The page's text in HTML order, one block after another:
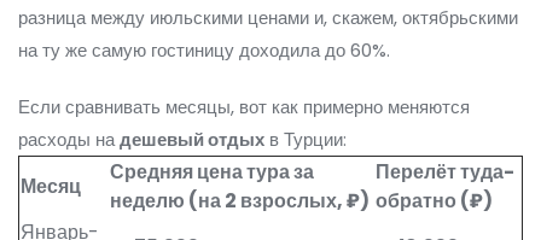
разница между июльскими ценами и, скажем, октябрьскими
на ту же самую гостиницу доходила до 60%.
Если сравнивать месяцы, вот как примерно меняются
расходы надешевый отдых в Турции:
Месяц
Средняя цена тура за
неделю (на 2 взрослых, ₽)
Перелёт туда-
обратно (₽)
Январь-